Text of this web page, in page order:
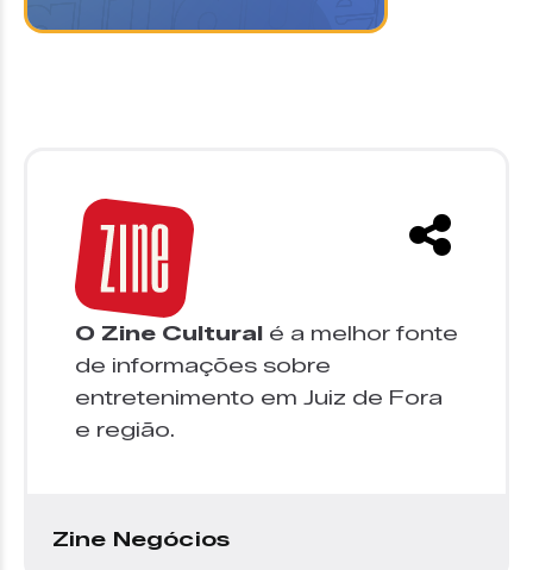
O Zine Cultural é a melhor fonte
de informações sobre
entretenimento em Juiz de Fora
e região.
Zine Negócios